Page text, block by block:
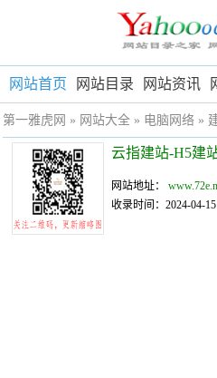
网站首页 网站目录 网站资讯
第一雅虎网 » 网站大全 » 电脑网络 »
网站地址：
收录时间：2024-04-15